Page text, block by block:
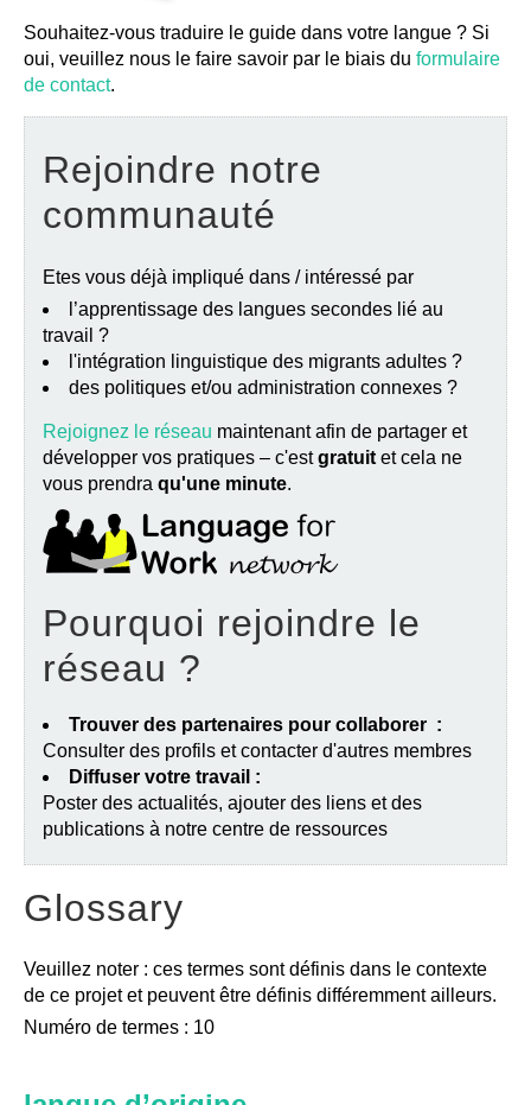
Souhaitez-vous traduire le guide dans votre langue ? Si
oui, veuillez nous le faire savoir par le biais du formulaire
de contact.
Rejoindre notre
communauté
Etes vous déjà impliqué dans / intéressé par
l’apprentissage des langues secondes lié au
travail ?
l'intégration linguistique des migrants adultes ?
des politiques et/ou administration connexes ?
Rejoignez le réseau maintenant afin de partager et
développer vos pratiques – c'estgratuit et cela ne
vous prendra qu'une minute.
Pourquoi rejoindre le
réseau ?
Trouver des partenaires pour collaborer :
Consulter des profils et contacter d'autres membres
Diffuser votre travail :
Poster des actualités, ajouter des liens et des
publications à notre centre de ressources
Glossary
Veuillez noter : ces termes sont définis dans le contexte
de ce projet et peuvent être définis différemment ailleurs.
Numéro de termes : 10